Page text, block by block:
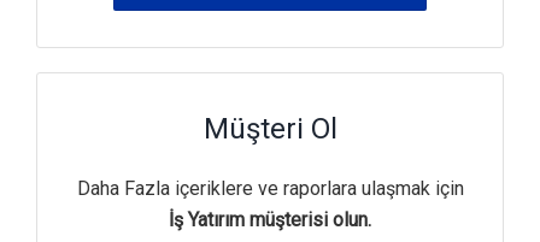
Müşteri Ol
Daha Fazla içeriklere ve raporlara ulaşmak için
İş Yatırım müşterisi olun.